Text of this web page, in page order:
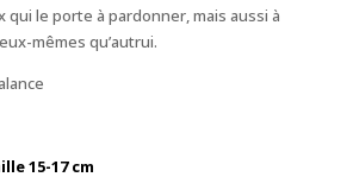
qui le porte à pardonner, mais aussi à
mêmes qu’autrui.
15-17 cm